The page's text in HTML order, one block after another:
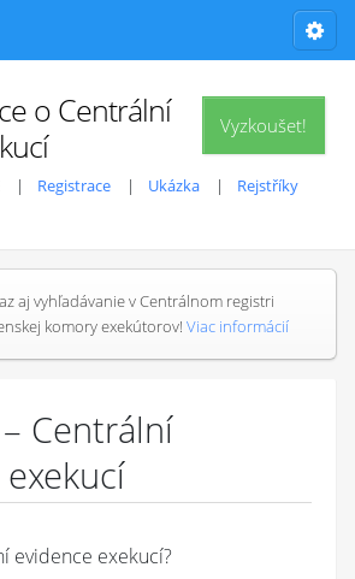
Vyzkoušet!
o Centrální
Registrace Ukázka
Rejstříky
aj vyhľadávanie v Centrálnom registri
komory exekútorov! Viac informácií
Centrální
evidence exekucí?